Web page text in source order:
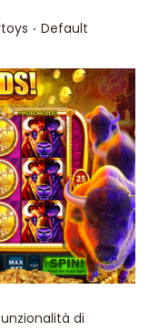
. Posted in
Default
di